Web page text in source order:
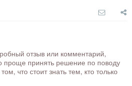
отзыв или комментарий,
принять решение по поводу
что стоит знать тем, кто только